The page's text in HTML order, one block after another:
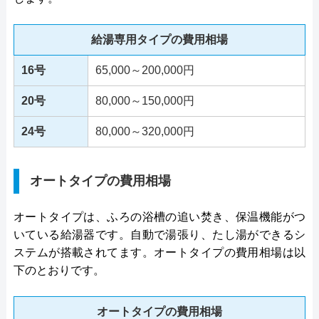
給湯専用タイプの費用相場
16号 65,000～200,000円
20号 80,000～150,000円
24号 80,000～320,000円
オートタイプの費用相場
オートタイプは、ふろの浴槽の追い焚き、保温機能がつ
いている給湯器です。自動で湯張り、たし湯ができるシ
ステムが搭載されてます。オートタイプの費用相場は以
下のとおりです。
オートタイプの費用相場